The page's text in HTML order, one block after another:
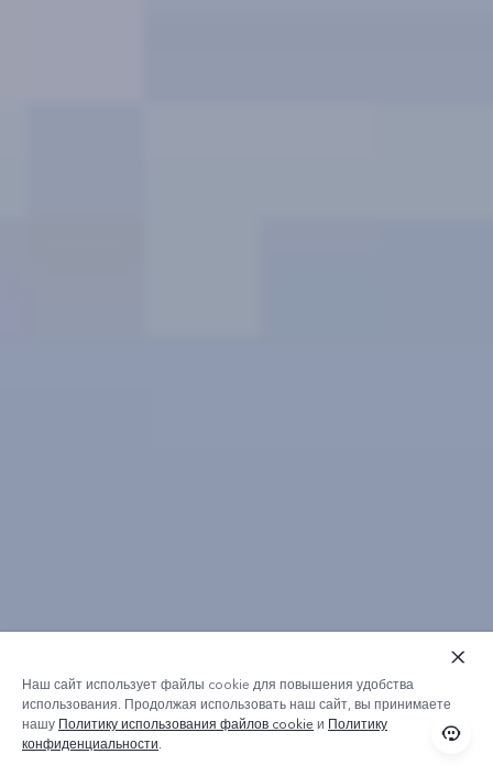
Наш сайт использует файлы cookie для повышения удобства
использования. Продолжая использовать наш сайт, вы принимаете
нашу Политику использования файлов cookie и Политику
конфиденциальности.